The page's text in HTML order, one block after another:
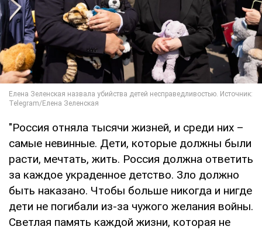
"Россия отняла тысячи жизней, и среди них –
самые невинные. Дети, которые должны были
расти, мечтать, жить. Россия должна ответить
за каждое украденное детство. Зло должно
быть наказано. Чтобы больше никогда и нигде
дети не погибали из-за чужого желания войны.
Светлая память каждой жизни, которая не